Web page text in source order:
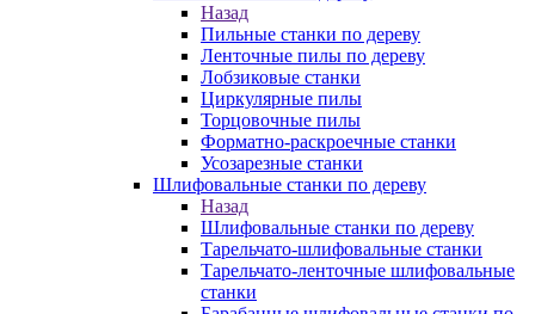
Назад
Пильные станки по дереву
Ленточные пилы по дереву
Лобзиковые станки
Циркулярные пилы
Торцовочные пилы
Форматно-раскроечные станки
Усозарезные станки
Шлифовальные станки по дереву
Назад
Шлифовальные станки по дереву
Тарельчато-шлифовальные станки
Тарельчато-ленточные шлифовальные
станки